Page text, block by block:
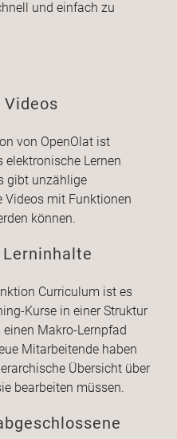
und einfach zu
von OpenOlat ist
Lernen
gibt unzählige
Videos mit Funktionen
können.
Curriculum ist es
Kurse in einer Struktur
Makro-Lernpfad
Mitarbeitende haben
Übersicht über
bearbeiten müssen.